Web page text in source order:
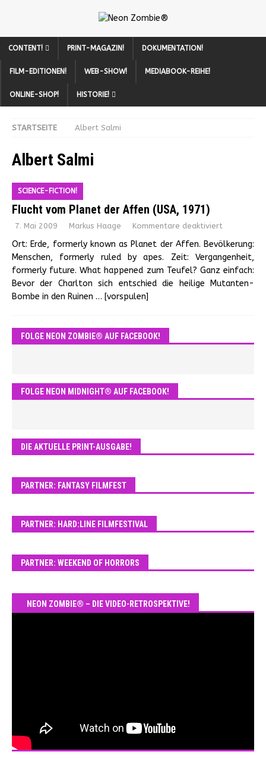
CONTENT! PRINT-MAGAZIN! DOKUMENTATION!
FILM-EDITIONEN! WEB-SHOW! MEDIABOOK-REIHE!
ONLINE-SHOP! HISTORIE!
STARTSEITE Albert Salmi
Albert Salmi
SCIENCE-FICTION!
Flucht vom Planet der Affen (USA, 1971)
7. Mai 2009 Markus Haage Kommentare deaktiviert
Ort: Erde, formerly known as Planet der Affen. Bevölkerung:
Menschen, formerly ruled by apes. Zeit: Vergangenheit,
formerly future. What happened zum Teufel? Ganz einfach:
Bevor der Charlton sich entschied die heilige Mutanten-
Bombe in den Ruinen … [vorspulen]
FOLGE NEON ZOMBIE® AUF FACEBOOK!
FOLGE NEON MIDNIGHT® AUF FACEBOOK!
DIE AKTUELLE PRINT-AUSGABE!
PARTNER: FANTASY FILMFEST
PARTNER: HARD:LINE FILMFESTIVAL
PARTNER: WEEKEND OF HORRORS
NEON ZOMBIE® – DIE VIDEO-RETROSPEKTIVE!